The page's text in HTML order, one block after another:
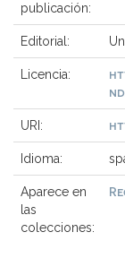
publicación:
Editorial:
Licencia:
URI:
Idioma:
Aparece en
las
colecciones: